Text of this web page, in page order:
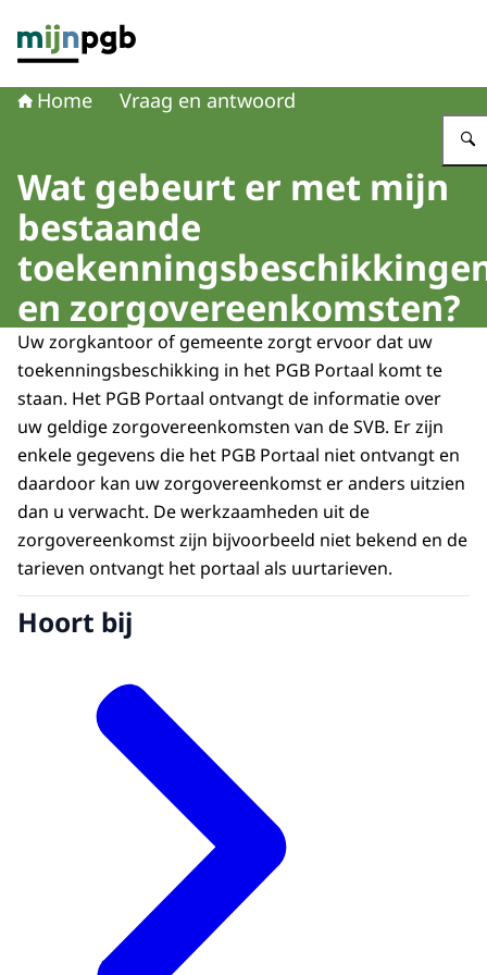
Home Vraag en antwoord
Wat gebeurt er met mijn
bestaande
en zorgovereenkomsten?
Uw zorgkantoor of gemeente zorgt ervoor dat uw
toekenningsbeschikking in het PGB Portaal komt te
staan. Het PGB Portaal ontvangt de informatie over
uw geldige zorgovereenkomsten van de SVB. Er zijn
enkele gegevens die het PGB Portaal niet ontvangt en
daardoor kan uw zorgovereenkomst er anders uitzien
dan u verwacht. De werkzaamheden uit de
zorgovereenkomst zijn bijvoorbeeld niet bekend en de
tarieven ontvangt het portaal als uurtarieven.
Hoort bij